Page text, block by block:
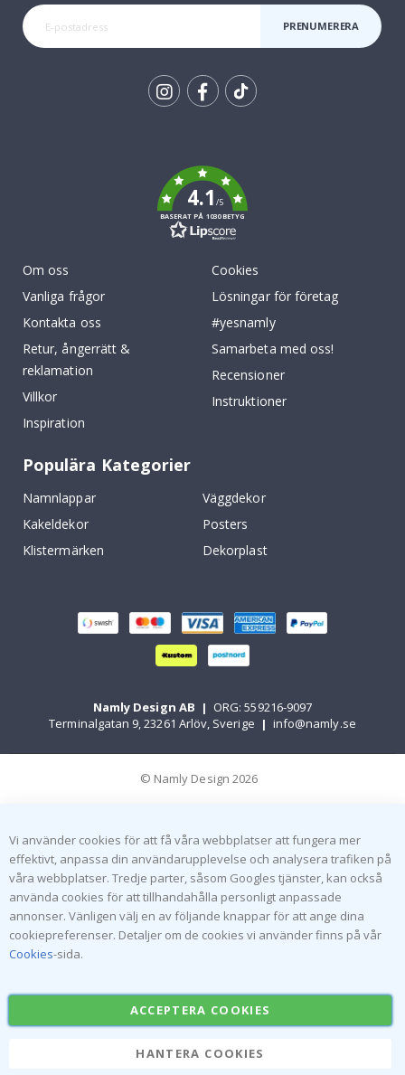
PRENUMERERA
4.1/5
BASERAT PÅ 1030 BETYG
Om oss
Vanliga frågor
Kontakta oss
Retur, ångerrätt &
reklamation
Villkor
Inspiration
Cookies
Lösningar för företag
#yesnamly
Samarbeta med oss!
Recensioner
Instruktioner
Populära Kategorier
Namnlappar
Väggdekor
Kakeldekor
Posters
Klistermärken
Dekorplast
Namly Design AB | ORG: 559216-9097
Terminalgatan 9, 23261 Arlöv, Sverige | info@namly.se
© Namly Design 2026
Vi använder cookies för att få våra webbplatser att fungera mer
effektivt, anpassa din användarupplevelse och analysera trafiken på
våra webbplatser. Tredje parter, såsom Googles tjänster, kan också
använda cookies för att tillhandahålla personligt anpassade
annonser. Vänligen välj en av följande knappar för att ange dina
cookiepreferenser. Detaljer om de cookies vi använder finns på vår
Cookies-sida.
ACCEPTERA COOKIES
HANTERA COOKIES